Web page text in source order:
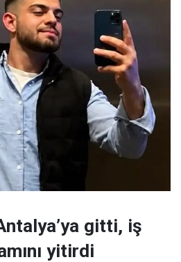
gitti, iş
yitirdi